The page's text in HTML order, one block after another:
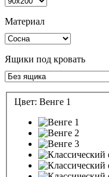
Материал
Ящики под кровать
Цвет: Венге 1